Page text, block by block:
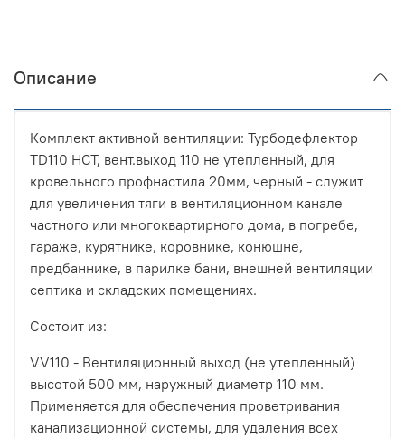
Описание
Комплект активной вентиляции: Турбодефлектор
TD110 НСТ, вент.выход 110 не утепленный, для
кровельного профнастила 20мм, черный - служит
для увеличения тяги в вентиляционном канале
частного или многоквартирного дома, в погребе,
гараже, курятнике, коровнике, конюшне,
предбаннике, в парилке бани, внешней вентиляции
септика и складских помещениях.
Состоит из:
VV110 - Вентиляционный выход (не утепленный)
высотой 500 мм, наружный диаметр 110 мм.
Применяется для обеспечения проветривания
канализационной системы, для удаления всех